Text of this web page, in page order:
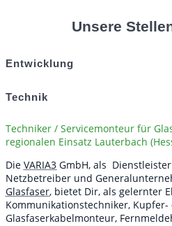
Unsere
Entwicklung
Technik
Techniker / Servicemonteur für
regionalen Einsatz Lauterbach
Die VARIA3 GmbH, als
Netzbetreiber und
Glasfaser, bietet Dir, als gelernter
Kommunikationstechniker, Kupfer-
Glasfaserkabelmonteur,